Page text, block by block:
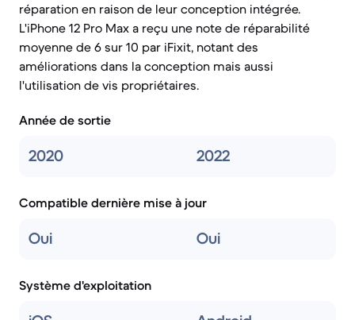
réparation en raison de leur conception intégrée.
L'iPhone 12 Pro Max a reçu une note de réparabilité
moyenne de 6 sur 10 par iFixit, notant des
améliorations dans la conception mais aussi
l'utilisation de vis propriétaires.
Année de sortie
2020 2022
Compatible dernière mise à jour
Oui Oui
Système d'exploitation